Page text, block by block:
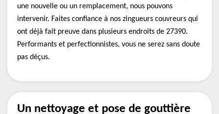
une nouvelle ou un remplacement, nous pouvons
intervenir. Faites confiance à nos zingueurs couvreurs qui
ont déjà fait preuve dans plusieurs endroits de 27390.
Performants et perfectionnistes, vous ne serez sans doute
pas déçus.
Un nettoyage et pose de gouttière